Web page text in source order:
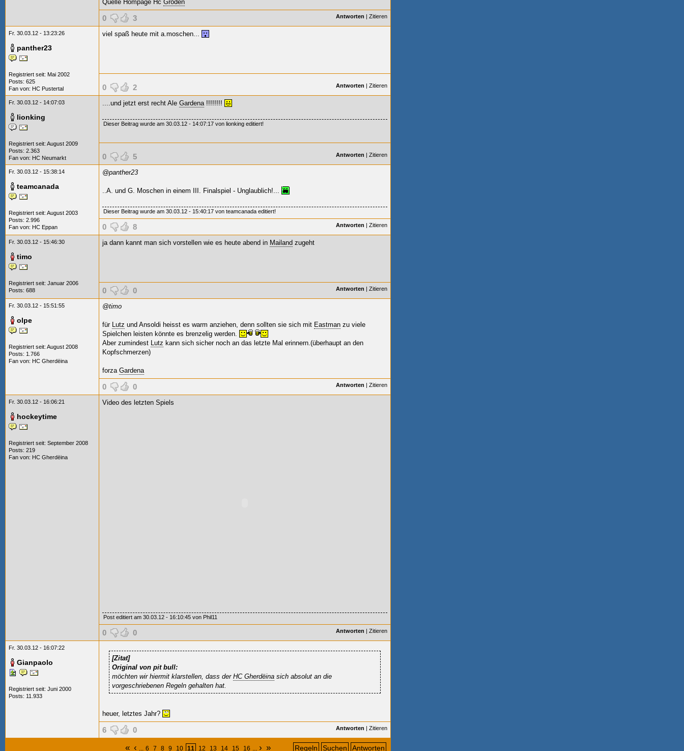
Quelle Hompage Hc Gröden
0 3 Antworten | Zitieren
Fr. 30.03.12 - 13:23:26
panther23
Registriert seit: Mai 2002
Posts: 625
Fan von: HC Pustertal
viel spaß heute mit a.moschen...
0 2 Antworten | Zitieren
Fr. 30.03.12 - 14:07:03
lionking
Registriert seit: August 2009
Posts: 2.363
Fan von: HC Neumarkt
....und jetzt erst recht Ale Gardena!!!!!!!!
Dieser Beitrag wurde am 30.03.12 - 14:07:17 von lionking editiert!
0 5 Antworten | Zitieren
Fr. 30.03.12 - 15:38:14
teamcanada
Registriert seit: August 2003
Posts: 2.996
Fan von: HC Eppan
@panther23
..A. und G. Moschen in einem III. Finalspiel - Unglaublich!...
Dieser Beitrag wurde am 30.03.12 - 15:40:17 von teamcanada editiert!
0 8 Antworten | Zitieren
Fr. 30.03.12 - 15:46:30
timo
Registriert seit: Januar 2006
Posts: 688
ja dann kannt man sich vorstellen wie es heute abend in Mailand zugeht
0 0 Antworten | Zitieren
Fr. 30.03.12 - 15:51:55
olpe
Registriert seit: August 2008
Posts: 1.766
Fan von: HC Gherdëina
@timo
für Lutz und Ansoldi heisst es warm anziehen, denn sollten sie sich mit Eastman zu viele
Spielchen leisten könnte es brenzelig werden.
Aber zumindest Lutz kann sich sicher noch an das letzte Mal erinnern.(überhaupt an den
Kopfschmerzen)
forza Gardena
0 0 Antworten | Zitieren
Fr. 30.03.12 - 16:06:21
hockeytime
Registriert seit: September 2008
Posts: 219
Fan von: HC Gherdëina
Video des letzten Spiels
Post editiert am 30.03.12 - 16:10:45 von Phil11
0 0 Antworten | Zitieren
Fr. 30.03.12 - 16:07:22
Gianpaolo
Registriert seit: Juni 2000
Posts: 11.933
[Zitat]
Original von pit bull:
möchten wir hiermit klarstellen, dass der HC Gherdëina sich absolut an die
vorgeschriebenen Regeln gehalten hat.
heuer, letztes Jahr?
6 0 Antworten | Zitieren
« ‹ ... 6 7 8 9 10 11 12 13 14 15 16 ... › » Regeln Suchen Antworten